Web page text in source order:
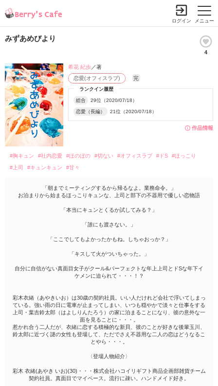
メニュー
ログイン
みずあめびより
4
作品情報
ランクイン履歴
総合 29位（2020/07/18）
恋愛（長編） 21位（2020/07/18）
恋愛(オフィスラブ) 完
希花 紀歩／著
#胸キュン #社内恋愛 #ほのぼの #切ない #オフィスラブ #ドS
#ほっこり
#上司
#キュンキュン #甘々
「朝までミーティングするから帰るなよ。業務命令。」
お泊まりから始まるほっこりキュンな、上司と部下の不器用で優しい恋物語
「本当にキュンとくるか試してみる？」
「誰にも渡さない。」
「ここでしてもよかったかもね。しちゃおっか？」
「キスして火がついちゃった。」
自分に自信がない真面目女子がクール&パーフェクトな年上上司とドSな年下イ
ケメンに迫られて・・・！？
彩木衣緒（あやきいお）は30歳の契約社員。いい人だけれど会社で浮いてしまっ
ている。強い雨の日に電車が止まってしまい、いつも穏やかで淡々と仕事をする
上司・葉吉鈴太郎（はよしりんたろう）の家に泊まることになり、彼の意外な一
面を見ることに・・・。
惹かれ合う二人だが、衣緒に恋する積極的な新貝、彼のことが好きな後輩玉川、
鈴太郎に近づく謎の女性も登場して、ただでさえ不器用な二人の恋はどうなるこ
とやら・・・。
〈登場人物紹介〉
彩木 衣緒(あやき いお)(30)・・・株式会社ハコイリギフト商品企画部雑貨チーム
契約社員。真面目でマイペース。流行に疎い。ハンドメイド好き。